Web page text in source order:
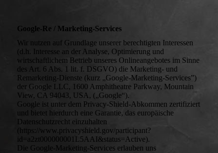
Google-Re / Marketing-Services
Wir nutzen auf Grundlage unserer berechtigten Interessen
(d.h. Interesse an der Analyse, Optimierung und
wirtschaftlichem Betrieb unseres Onlineangebotes im Sinne
des Art. 6 Abs. 1 lit. f. DSGVO) die Marketing- und
Remarketing-Dienste (kurz „Google-Marketing-Services”)
der Google LLC, 1600 Amphitheatre Parkway, Mountain
View, CA 94043, USA, („Google“).
Google ist unter dem Privacy-Shield-Abkommen zertifiziert
und bietet hierdurch eine Garantie, das europäische
Datenschutzrecht einzuhalten
(https://www.privacyshield.gov/participant?
id=a2zt000000001L5AAI&status=Active).
Die Google-Marketing-Services erlauben uns